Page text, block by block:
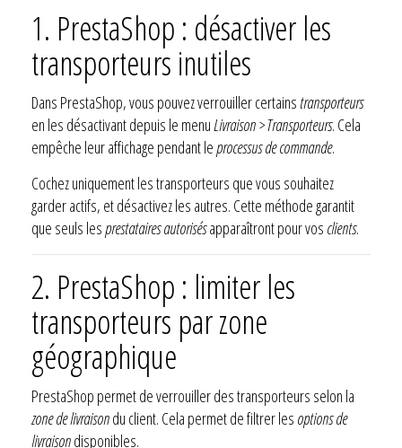
1. PrestaShop : désactiver les
transporteurs inutiles
Dans PrestaShop, vous pouvez verrouiller certainstransporteurs
en les désactivant depuis le menuLivraison > Transporteurs. Cela
empêche leur affichage pendant leprocessus de commande.
Cochez uniquement les transporteurs que vous souhaitez
garder actifs, et désactivez les autres. Cette méthode garantit
que seuls lesprestataires autorisésapparaîtront pour vos clients.
2. PrestaShop : limiter les
transporteurs par zone
géographique
PrestaShop permet de verrouiller des transporteurs selon la
zone de livraisondu client. Cela permet de filtrer les options de
livraisondisponibles.